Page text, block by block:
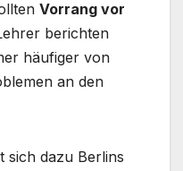
Vorrang vor
berichten
häufiger von
an den
sich dazu Berlins